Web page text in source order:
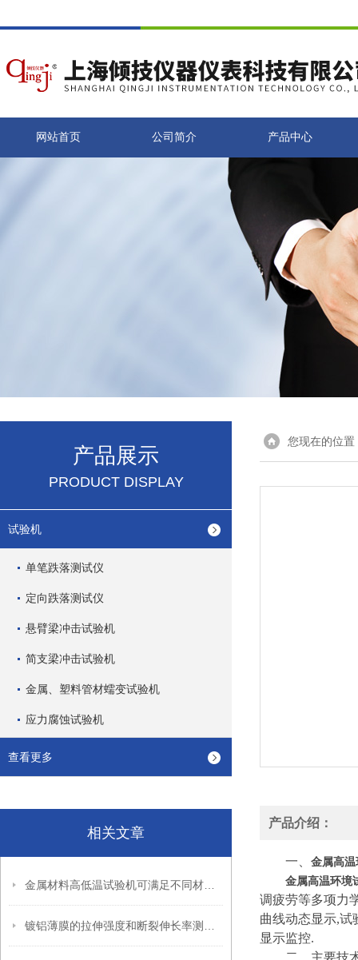
网站首页 公司简介 产品中心
产品展示
PRODUCT DISPLAY
试验机
单笔跌落测试仪
定向跌落测试仪
悬臂梁冲击试验机
简支梁冲击试验机
金属、塑料管材蠕变试验机
应力腐蚀试验机
查看更多
相关文章
您现在的位置
产品介绍：
一、 金属高
金属高温环境
调疲劳等多项力
曲线动态显示,试
显示监控.
二、主要技